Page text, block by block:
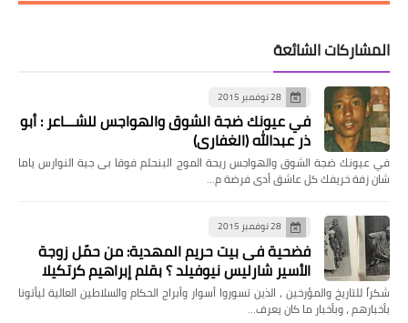
المشاركات الشائعة
28 نوفمبر 2015
في عيونك ضجة الشوق والهواجس للشـــاعر : أبو
ذر عبدالله (الغفاري)
في عيونك ضجة الشوق والهواجس ريحة الموج البنحلم فوقا بى جية النوارس ياما
شان زفة خريفك كل عاشق أدى فرضة م…
28 نوفمبر 2015
فضحية فى بيت حريم المهدية: من حمّل زوجة
الأسير شارليس نيوفيلد ؟ بقلم إبراهيم كرتكيلا
شكراً للتاريخ والمؤرخين ، الذين تسوروا أسوار وأبراج الحكام والسلاطين العالية ليأتونا
بأخبارهم ، وبأخبار ما كان يعرف…